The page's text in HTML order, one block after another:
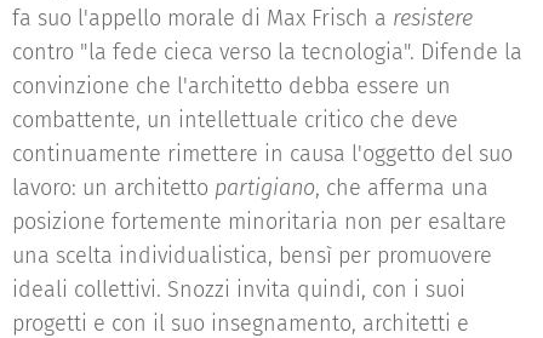
fa suo l'appello morale di Max Frisch a resistere
contro "la fede cieca verso la tecnologia". Difende la
convinzione che l'architetto debba essere un
combattente, un intellettuale critico che deve
continuamente rimettere in causa l'oggetto del suo
lavoro: un architetto partigiano, che afferma una
posizione fortemente minoritaria non per esaltare
una scelta individualistica, bensì per promuovere
ideali collettivi. Snozzi invita quindi, con i suoi
progetti e con il suo insegnamento, architetti e